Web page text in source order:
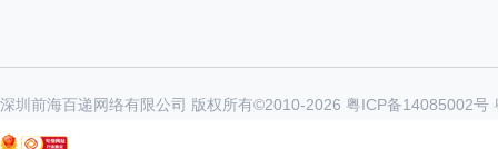
深圳前海百递网络有限公司 版权所有©2010-2026 粤ICP备14085002号